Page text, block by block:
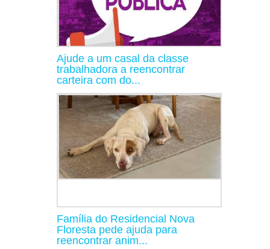
Ajude a um casal da classe
trabalhadora a reencontrar
carteira com do...
Família do Residencial Nova
Floresta pede ajuda para
reencontrar anim...